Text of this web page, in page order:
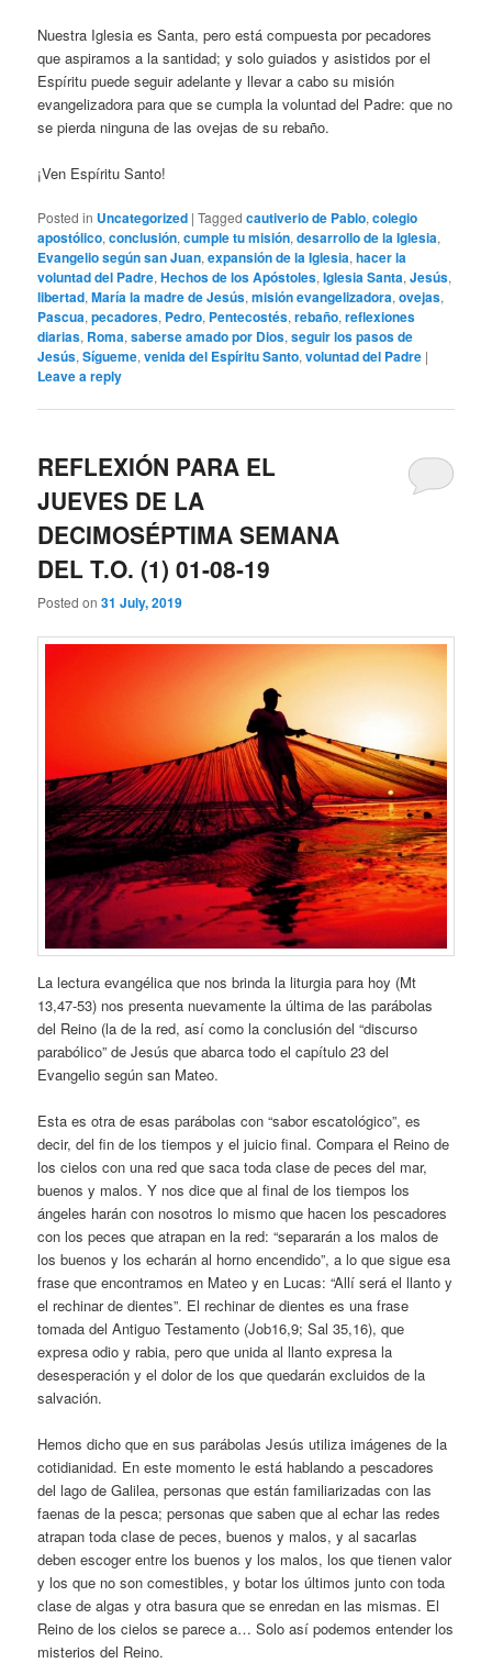
Nuestra Iglesia es Santa, pero está compuesta por pecadores
que aspiramos a la santidad; y solo guiados y asistidos por el
Espíritu puede seguir adelante y llevar a cabo su misión
evangelizadora para que se cumpla la voluntad del Padre: que no
se pierda ninguna de las ovejas de su rebaño.
¡Ven Espíritu Santo!
Posted in Uncategorized |Tagged cautiverio de Pablo,colegio
apostólico,conclusión,cumple tu misión,desarrollo de la Iglesia,
Evangelio según san Juan,expansión de la Iglesia,hacer la
voluntad del Padre,Hechos de los Apóstoles,Iglesia Santa,Jesús,
libertad,María la madre de Jesús,misión evangelizadora,ovejas,
Pascua,pecadores, Pedro, Pentecostés,rebaño,reflexiones
diarias, Roma,saberse amado por Dios,seguir los pasos de
Jesús,Sígueme,venida del Espíritu Santo,voluntad del Padre |
Leave a reply
REFLEXIÓN PARA EL
JUEVES DE LA
DECIMOSÉPTIMA SEMANA
DEL T.O. (1) 01-08-19
Posted on31 July, 2019
La lectura evangélica que nos brinda la liturgia para hoy (Mt
13,47-53) nos presenta nuevamente la última de las parábolas
del Reino (la de la red, así como la conclusión del “discurso
parabólico” de Jesús que abarca todo el capítulo 23 del
Evangelio según san Mateo.
Esta es otra de esas parábolas con “sabor escatológico”, es
decir, del fin de los tiempos y el juicio final. Compara el Reino de
los cielos con una red que saca toda clase de peces del mar,
buenos y malos. Y nos dice que al final de los tiempos los
ángeles harán con nosotros lo mismo que hacen los pescadores
con los peces que atrapan en la red: “separarán a los malos de
los buenos y los echarán al horno encendido”, a lo que sigue esa
frase que encontramos en Mateo y en Lucas: “Allí será el llanto y
el rechinar de dientes”. El rechinar de dientes es una frase
tomada del Antiguo Testamento (Job16,9; Sal 35,16), que
expresa odio y rabia, pero que unida al llanto expresa la
desesperación y el dolor de los que quedarán excluidos de la
salvación.
Hemos dicho que en sus parábolas Jesús utiliza imágenes de la
cotidianidad. En este momento le está hablando a pescadores
del lago de Galilea, personas que están familiarizadas con las
faenas de la pesca; personas que saben que al echar las redes
atrapan toda clase de peces, buenos y malos, y al sacarlas
deben escoger entre los buenos y los malos, los que tienen valor
y los que no son comestibles, y botar los últimos junto con toda
clase de algas y otra basura que se enredan en las mismas. El
Reino de los cielos se parece a… Solo así podemos entender los
misterios del Reino.